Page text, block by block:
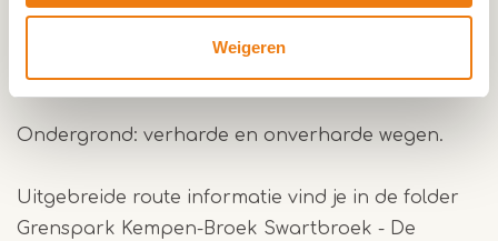
Weigeren
vergezichten en bos. Je komt langs vennen en in
Swartbroek vind je ook een oorlogskerkhof.
Honden zijn welkom, wel aan de lijn.
Ondergrond: verharde en onverharde wegen.
Uitgebreide route informatie vind je in de folder
Grenspark Kempen-Broek Swartbroek - De